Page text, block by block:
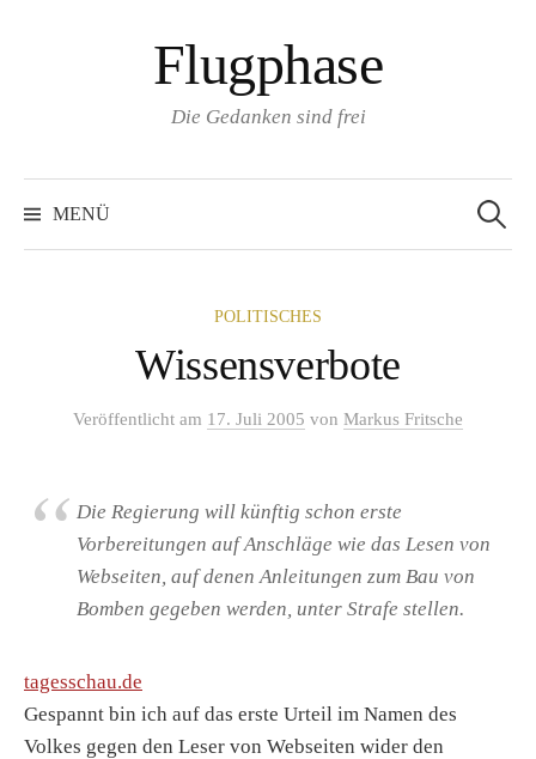
Flugphase
Die Gedanken sind frei
MENÜ
nach:
POLITISCHES
Wissensverbote
Veröffentlicht am 17. Juli 2005 von Markus Fritsche
Die Regierung will künftig schon erste
Vorbereitungen auf Anschläge wie das Lesen von
Webseiten, auf denen Anleitungen zum Bau von
Bomben gegeben werden, unter Strafe stellen.
tagesschau.de
Gespannt bin ich auf das erste Urteil im Namen des
Volkes gegen den Leser von Webseiten wider den